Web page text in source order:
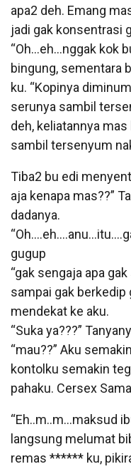
apa2 deh. Emang
jadi gak konsentrasi
“Oh…eh…nggak kok
bingung, sementara
ku. “Kopinya
serunya sambil
deh, keliatannya
sambil tersenyum
Tiba2 bu edi
aja kenapa mas??”
dadanya.
gugup
“gak sengaja apa
sampai gak berkedip
mendekat ke aku.
“Suka ya???”
“mau??” Aku
kontolku semakin
pahaku. Cersex
“Eh..m..m…maksud
langsung melumat
remas ****** ku,